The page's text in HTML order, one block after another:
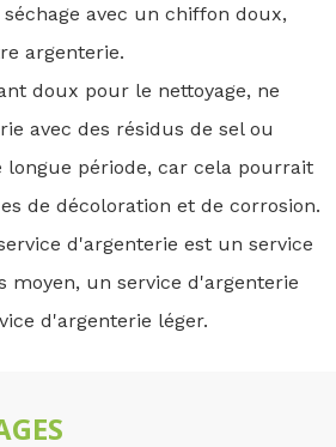
avec un chiffon doux,
argenterie.
doux pour le nettoyage, ne
avec des résidus de sel ou
longue période, car cela pourrait
de décoloration et de corrosion.
d'argenterie est un service
moyen, un service d'argenterie
d'argenterie léger.